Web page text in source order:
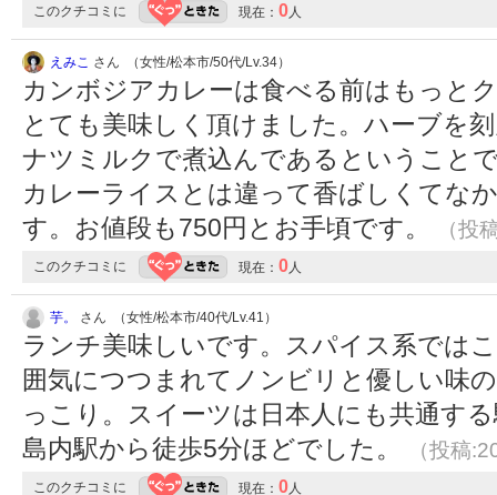
このクチコミに 現在： 0人
えみこ さん （女性/松本市/50代/Lv.34）
カンボジアカレーは食べる前はもっと
とても美味しく頂けました。ハーブを
ナツミルクで煮込んであるということ
カレーライスとは違って香ばしくてな
す。お値段も750円とお手頃です。
（投
このクチコミに 現在： 0人
芋。 さん （女性/松本市/40代/Lv.41）
ランチ美味しいです。スパイス系では
囲気につつまれてノンビリと優しい味
っこり。スイーツは日本人にも共通す
島内駅から徒歩5分ほどでした。
（投稿
このクチコミに 現在： 0人